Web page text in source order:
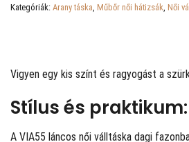
Kategóriák: Arany táska Műbőr női hátizsák Női
Vigyen egy kis színt és ragyogást a
Stílus és
A VIA55 láncos női válltáska dagi